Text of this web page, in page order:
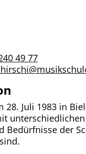
49 77
28. Juli 1983 in
Bedürfnisse der